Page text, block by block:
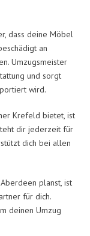
dass deine Möbel
an
Umzugsmeister
und sorgt
wird.
Krefeld bietet, ist
dir jederzeit für
dich bei allen
planst, ist
für dich.
deinen Umzug